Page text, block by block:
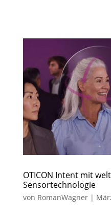
OTICON Intent mit
Sensortechnologie
von RomanWagner|